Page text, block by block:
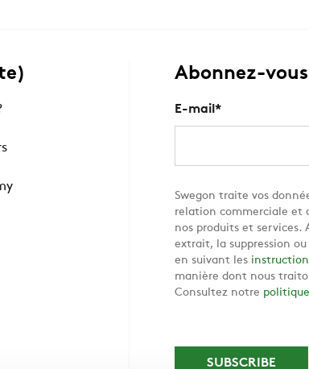
Abonnez-
E-mail *
Swegon traite vos
relation commerciale et
nos produits et services.
extrait, la suppression
en suivant les
manière dont nous
Consultez notre